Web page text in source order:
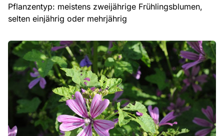
Pflanzentyp: meistens zweijährige Frühlingsblumen,
selten einjährig oder mehrjährig